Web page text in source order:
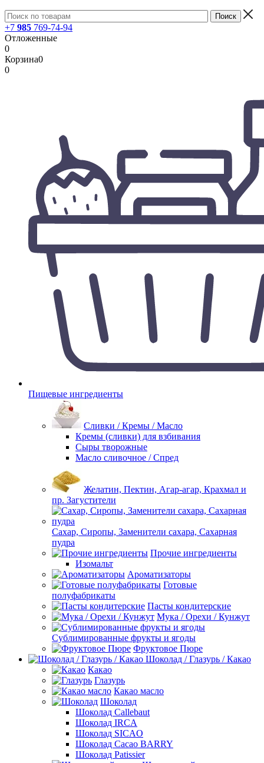
+7 985 769-74-94
Отложенные
0
Корзина0
0
Пищевые ингредиенты
Сливки / Кремы / Масло
Кремы (сливки) для взбивания
Сыры творожные
Масло сливочное / Спред
Желатин, Пектин, Агар-агар, Крахмал и
пр. Загустители
Сахар, Сиропы, Заменители сахара, Сахарная
пудра
Прочие ингредиенты
Изомальт
Ароматизаторы
Готовые
полуфабрикаты
Пасты кондитерские
Мука / Орехи / Кунжут
Сублимированные фрукты и ягоды
Фруктовое Пюре
Шоколад / Глазурь / Какао
Какао
Глазурь
Какао масло
Шоколад
Шоколад Callebaut
Шоколад IRCA
Шоколад SICAO
Шоколад Cacao BARRY
Шоколад Patissier